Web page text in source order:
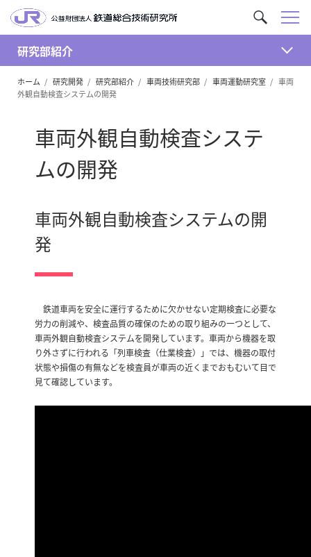
サ
イ
内
を
メ
ー
研究部紹介
開
ホーム 研究開発 研究部紹介 車両技術研究部 車両運動研究室
車両
外観自動検査システムの開発
車両外観自動検査システ
ムの開発
車両外観自動検査システムの開
発
鉄道車両を安全に運行するために欠かせない定期検査に必要な
労力の削減や、検査品質の確保のための取り組みの一つとして、
車両外観自動検査システムを開発しています。車両から機器を取
り外さずに行われる「列車検査（仕業検査）」では、機器の取付
状態や損傷の有無などを検査員が車両の近くまでおもむいて目で
見て確認しています。